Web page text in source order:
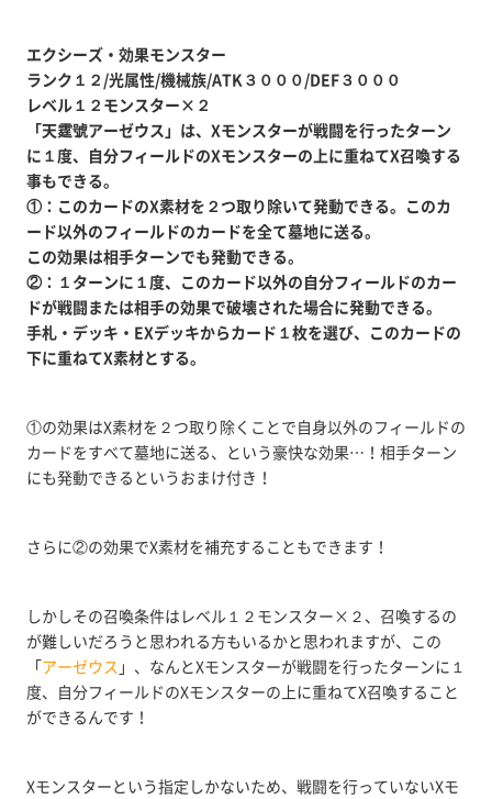
エクシーズ・効果モンスター
ランク１２/光属性/機械族/ATK３０００/DEF３０００
レベル１２モンスター×２
「天霆號アーゼウス」は、Xモンスターが戦闘を行ったターン
に１度、自分フィールドのXモンスターの上に重ねてX召喚する
事もできる。
①：このカードのX素材を２つ取り除いて発動できる。このカ
ード以外のフィールドのカードを全て墓地に送る。
この効果は相手ターンでも発動できる。
②：１ターンに１度、このカード以外の自分フィールドのカー
ドが戦闘または相手の効果で破壊された場合に発動できる。
手札・デッキ・EXデッキからカード１枚を選び、このカードの
下に重ねてX素材とする。
①の効果はX素材を２つ取り除くことで自身以外のフィールドの
カードをすべて墓地に送る、という豪快な効果…！相手ターン
にも発動できるというおまけ付き！
さらに②の効果でX素材を補充することもできます！
しかしその召喚条件はレベル１２モンスター×２、召喚するの
が難しいだろうと思われる方もいるかと思われますが、この
「アーゼウス 」、なんとXモンスターが戦闘を行ったターンに１
度、自分フィールドのXモンスターの上に重ねてX召喚すること
ができるんです！
Xモンスターという指定しかないため、戦闘を行っていないXモ